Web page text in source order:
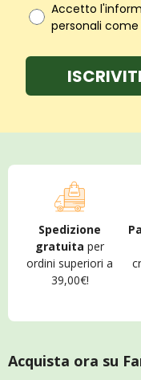
Accetto
personali
Spedizione
gratuita per
ordini superiori a
39,00€!
Acquista ora su